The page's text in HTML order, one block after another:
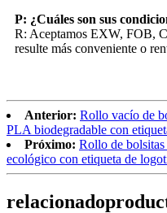
P: ¿Cuáles son sus
R: Aceptamos EXW, FOB,
resulte más conveniente o
Anterior: Rollo vacío de
PLA biodegradable con
Próximo: Rollo de
ecológico con etiqueta de
relacionado